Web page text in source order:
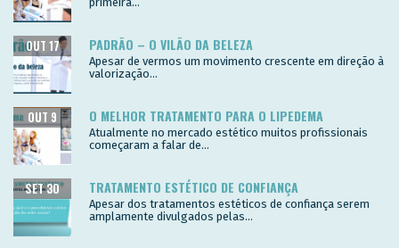
PADRÃO – O VILÃO DA BELEZA
OUT 17
Apesar de vermos um movimento crescente em direção à
valorização...
O MELHOR TRATAMENTO PARA O LIPEDEMA
OUT 9
Atualmente no mercado estético muitos profissionais
começaram a falar de...
TRATAMENTO ESTÉTICO DE CONFIANÇA
SET 30
Apesar dos tratamentos estéticos de confiança serem
amplamente divulgados pelas...